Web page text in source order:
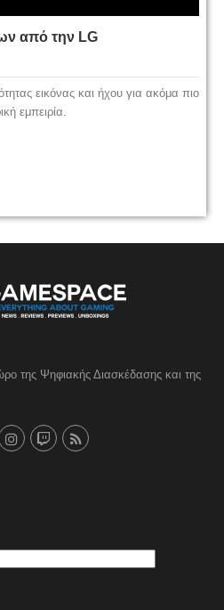
από την LG
εικόνας και ήχου για ακόμα πιο
εμπειρία.
της Ψηφιακής Διασκέδασης και της